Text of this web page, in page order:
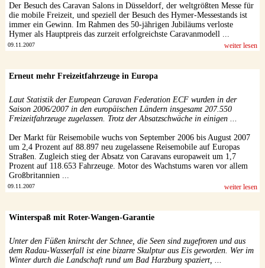
Der Besuch des Caravan Salons in Düsseldorf, der weltgrößten Messe für
die mobile Freizeit, und speziell der Besuch des Hymer-Messestands ist
immer ein Gewinn. Im Rahmen des 50-jährigen Jubiläums verloste
Hymer als Hauptpreis das zurzeit erfolgreichste Caravanmodell ...
09.11.2007 weiter lesen
Erneut mehr Freizeitfahrzeuge in Europa
Laut Statistik der European Caravan Federation ECF wurden in der
Saison 2006/2007 in den europäischen Ländern insgesamt 207.550
Freizeitfahrzeuge zugelassen. Trotz der Absatzschwäche in einigen ...
Der Markt für Reisemobile wuchs von September 2006 bis August 2007
um 2,4 Prozent auf 88.897 neu zugelassene Reisemobile auf Europas
Straßen. Zugleich stieg der Absatz von Caravans europaweit um 1,7
Prozent auf 118.653 Fahrzeuge. Motor des Wachstums waren vor allem
Großbritannien ...
09.11.2007 weiter lesen
Winterspaß mit Roter-Wangen-Garantie
Unter den Füßen knirscht der Schnee, die Seen sind zugefroren und aus
dem Radau-Wasserfall ist eine bizarre Skulptur aus Eis geworden. Wer im
Winter durch die Landschaft rund um Bad Harzburg spaziert, ...